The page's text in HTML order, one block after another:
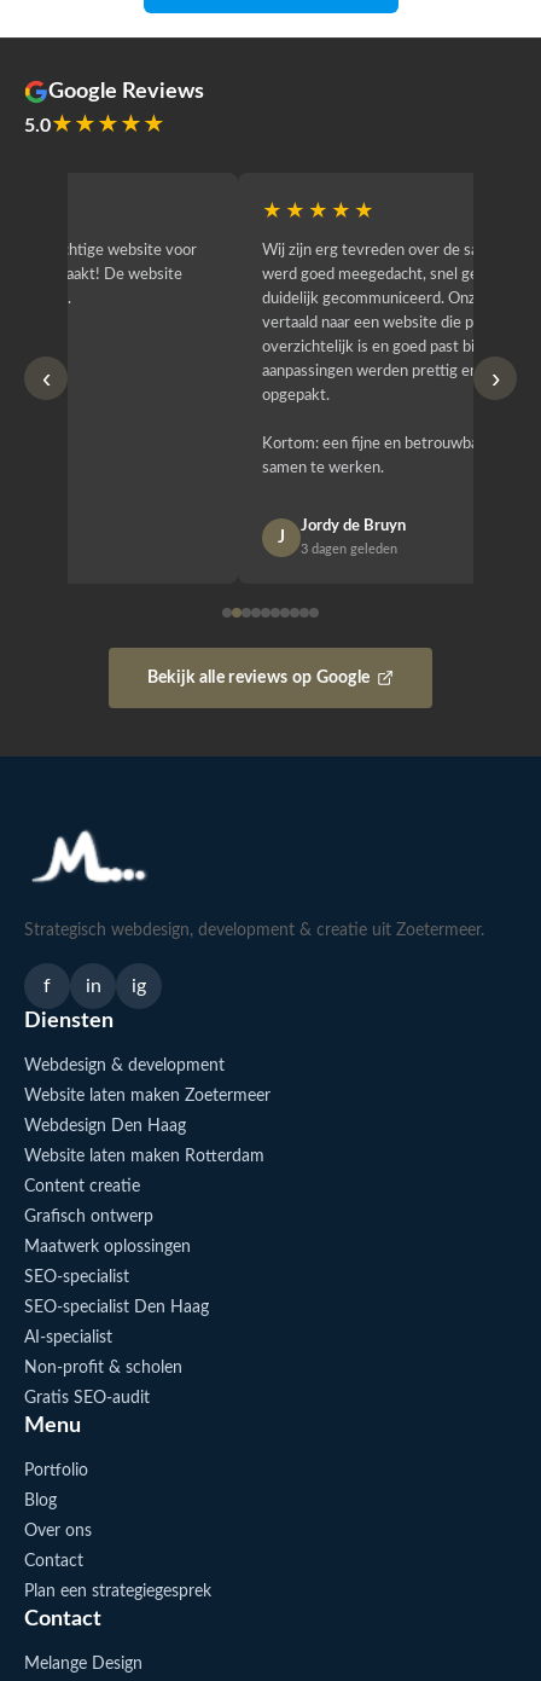
Google Reviews
5.0★★★★★
‹
Wij zijn erg tevreden over de samenwerking. Er
werd goed meegedacht, snel geschakeld en
duidelijk gecommuniceerd. Onze wensen zijn
vertaald naar een website die professioneel oogt,
overzichtelijk is en goed past bij wie wij zijn. Ook
aanpassingen werden prettig en zorgvuldig
Kortom: een fijne en betrouwbare partij om mee
›
Bekijk alle reviews op Google
Strategisch webdesign, development & creatie uit Zoetermeer.
f in ig
Diensten
Webdesign & development
Website laten maken Zoetermeer
Webdesign Den Haag
Website laten maken Rotterdam
Content creatie
Grafisch ontwerp
Maatwerk oplossingen
SEO-specialist
SEO-specialist Den Haag
AI-specialist
Non-profit & scholen
Gratis SEO-audit
Menu
Portfolio
Blog
Over ons
Contact
Plan een strategiegesprek
Contact
Melange Design